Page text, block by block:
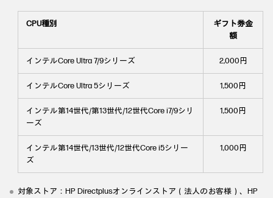
CPU種別
ギフト券金
額
インテルCore Ultra 7/9シリーズ 2,000円
インテルCore Ultra 5シリーズ 1,500円
インテル第14世代/第13世代/12世代Core i7/9シリ
ーズ
1,500円
インテル第14世代/13世代/12世代Core i5シリー
ズ
1,000円
対象ストア：HP Directplusオンラインストア（法人のお客様）、HP